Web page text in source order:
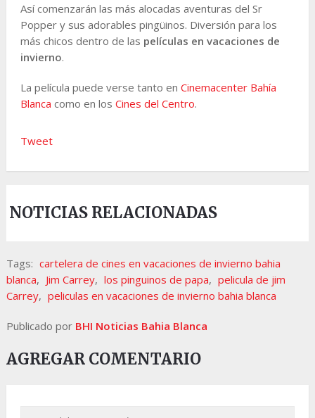
Así comenzarán las más alocadas aventuras del Sr
Popper y sus adorables pingüinos. Diversión para los
más chicos dentro de las películas en vacaciones de
invierno.
La película puede verse tanto en Cinemacenter Bahía
Blanca como en los Cines del Centro.
Tweet
NOTICIAS RELACIONADAS
Tags: cartelera de cines en vacaciones de invierno bahia
blanca, Jim Carrey, los pinguinos de papa, pelicula de jim
Carrey, peliculas en vacaciones de invierno bahia blanca
Publicado por BHI Noticias Bahia Blanca
AGREGAR COMENTARIO